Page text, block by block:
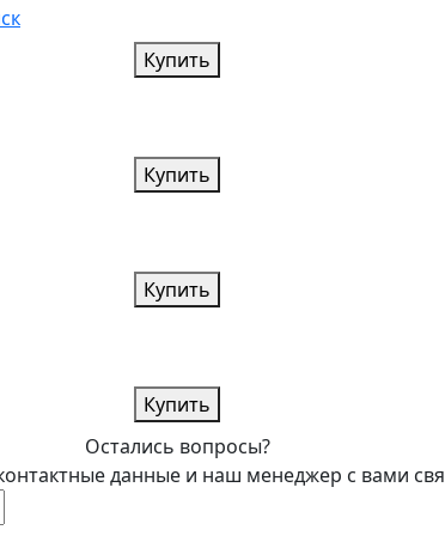
Купить
Купить
Купить
Купить
Остались вопросы?
данные и наш менеджер с вами